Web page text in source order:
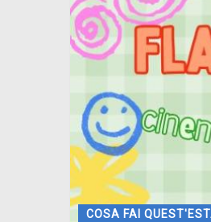
COSA FAI